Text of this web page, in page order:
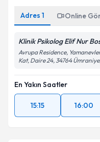
Adres 1 Online
Klinik Psikolog Elif Nur
Avrupa Residence,
Kat, Daire 24, 34764
En Yakın Saatler
15:15 16:00